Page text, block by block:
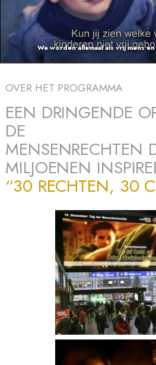
We worden allemaal als vrij mens
OVER HET PROGRAMMA
EEN DRINGENDE
DE
MENSENRECHTEN
MILJOENEN
“30 RECHTEN, 30